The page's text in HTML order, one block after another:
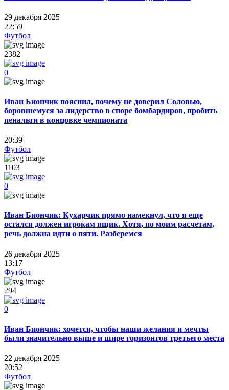
29 декабря 2025
22:59
Футбол
2382
0
Иван Биончик пояснил, почему не доверил Соловью,
боровшемуся за лидерство в споре бомбардиров, пробить
пенальти в концовке чемпионата
20:39
Футбол
1103
0
Иван Биончик: Кухарчик прямо намекнул, что я еще
остался должен игрокам ящик. Хотя, по моим расчетам,
речь должна идти о пяти. Разберемся
26 декабря 2025
13:17
Футбол
294
0
Иван Биончик: хочется, чтобы наши желания и мечты
были значительно выше и шире горизонтов третьего места
22 декабря 2025
20:52
Футбол